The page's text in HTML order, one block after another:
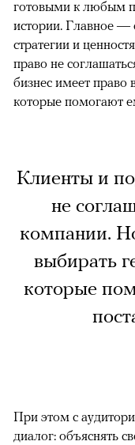
готовыми к любым
истории. Главное —
стратегии и
право не
бизнес имеет право
которые помогают
Клиенты и
не
компании.
выбирать
которые
При этом с
диалог: объяснять